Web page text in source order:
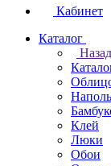
Кабинет
Каталог
Назад
Клей
Люки
Обои